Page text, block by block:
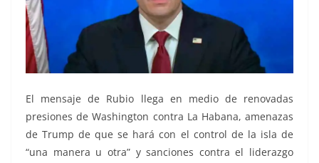
El mensaje de Rubio llega en medio de renovadas
presiones de Washington contra La Habana, amenazas
de Trump de que se hará con el control de la isla de
“una manera u otra” y sanciones contra el liderazgo